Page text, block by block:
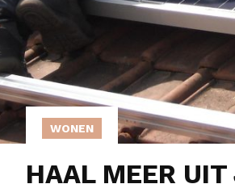
WONEN
HAAL MEER